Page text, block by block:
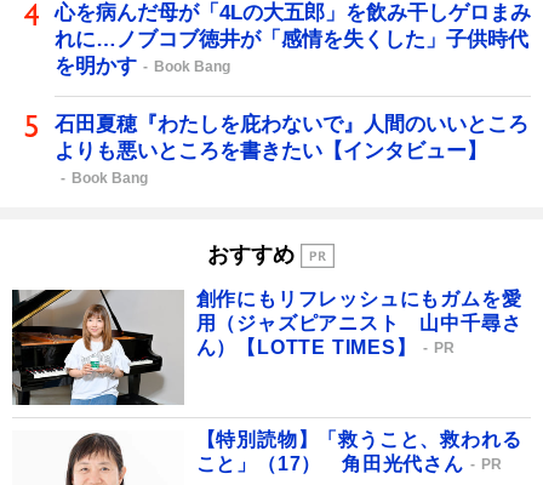
心を病んだ母が「4Lの大五郎」を飲み干しゲロまみ
れに…ノブコブ徳井が「感情を失くした」子供時代
を明かす
Book Bang
石田夏穂『わたしを庇わないで』人間のいいところ
よりも悪いところを書きたい【インタビュー】
Book Bang
おすすめ
創作にもリフレッシュにもガムを愛
用（ジャズピアニスト 山中千尋さ
ん）【LOTTE TIMES】
PR
【特別読物】「救うこと、救われる
こと」（17） 角田光代さん
PR